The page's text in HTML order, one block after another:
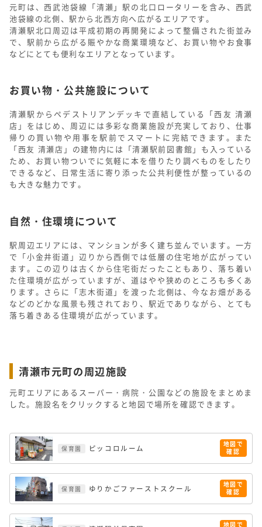
元町は、西武池袋線「清瀬」駅の北口ロータリーを含み、西武
池袋線の北側、駅から北西方向へ広がるエリアです。
清瀬駅北口周辺は平成初期の再開発によって整備された街並み
で、駅前から広がる賑やかな商業環境など、お買い物やお食事
などにとても便利なエリアとなっています。
お買い物・公共施設について
清瀬駅からペデストリアンデッキで直結している「西友 清瀬
店」をはじめ、周辺には多彩な商業施設が充実しており、仕事
帰りの買い物や用事を駅前でスマートに完結できます。また
「西友 清瀬店」の建物内には「清瀬駅前図書館」も入っている
ため、お買い物ついでに気軽に本を借りたり調べものをしたり
できるなど、日常生活に寄り添った公共利便性が整っているの
も大きな魅力です。
自然・住環境について
駅周辺エリアには、マンションが多く建ち並んでいます。一方
で「小金井街道」辺りから西側では低層の住宅地が広がってい
ます。この辺りは古くから住宅街だったこともあり、落ち着い
た住環境が広がっていますが、道はやや狭めのところも多くあ
ります。さらに「志木街道」を渡った北側は、今なお畑がある
などのどかな風景も残されており、駅近でありながら、とても
落ち着きある住環境が広がっています。
清瀬市元町の周辺施設
元町エリアにあるスーパー・病院・公園などの施設をまとめま
した。施設名をクリックすると地図で場所を確認できます。
保育園 ピッコロルーム
地図で
確認
保育園 ゆりかごファーストスクール
地図で
確認
地図で